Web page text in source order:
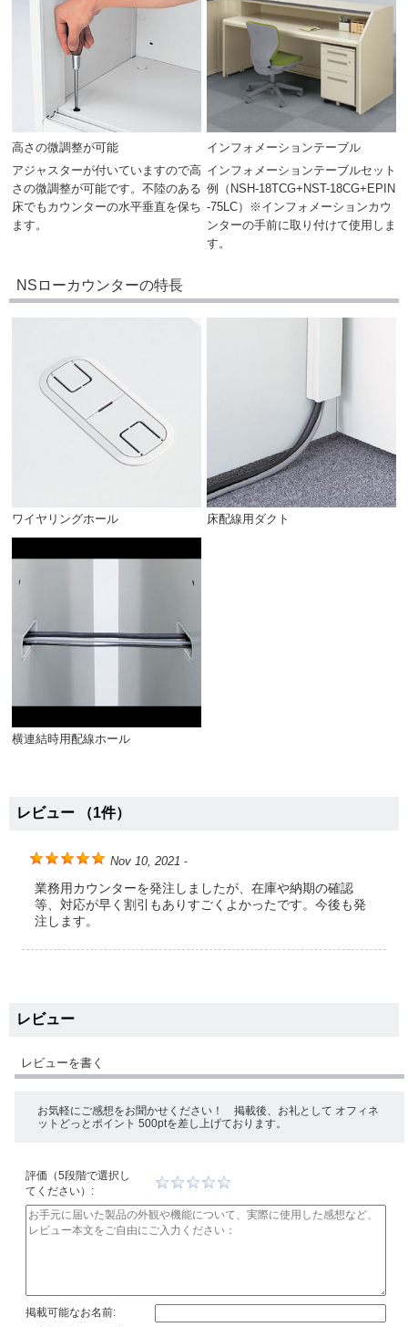
高さの微調整が可能
アジャスターが付いていますので高
さの微調整が可能です。不陸のある
床でもカウンターの水平垂直を保ち
ます。
インフォメーションテーブル
インフォメーションテーブルセット
例（NSH-18TCG+NST-18CG+EPIN
-75LC）※インフォメーションカウ
ンターの手前に取り付けて使用しま
す。
NSローカウンターの特長
ワイヤリングホール 床配線用ダクト
横連結時用配線ホール
レビュー （1件）
Nov 10, 2021 -
業務用カウンターを発注しましたが、在庫や納期の確認
等、対応が早く割引もありすごくよかったです。今後も発
注します。
レビュー
レビューを書く
お気軽にご感想をお聞かせください！ 掲載後、お礼として オフィネ
ットどっとポイント 500ptを差し上げております。
評価（5段階で選択し
てください）:
掲載可能なお名前: